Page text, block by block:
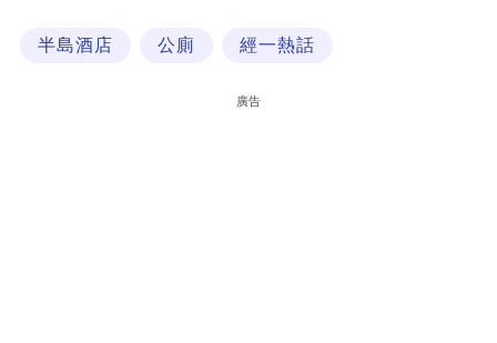
半島酒店 公廁 經一熱話
廣告